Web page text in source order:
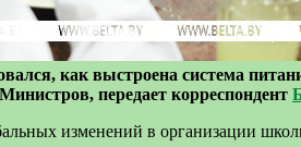
как выстроена система
передает корреспондент
изменений в организации